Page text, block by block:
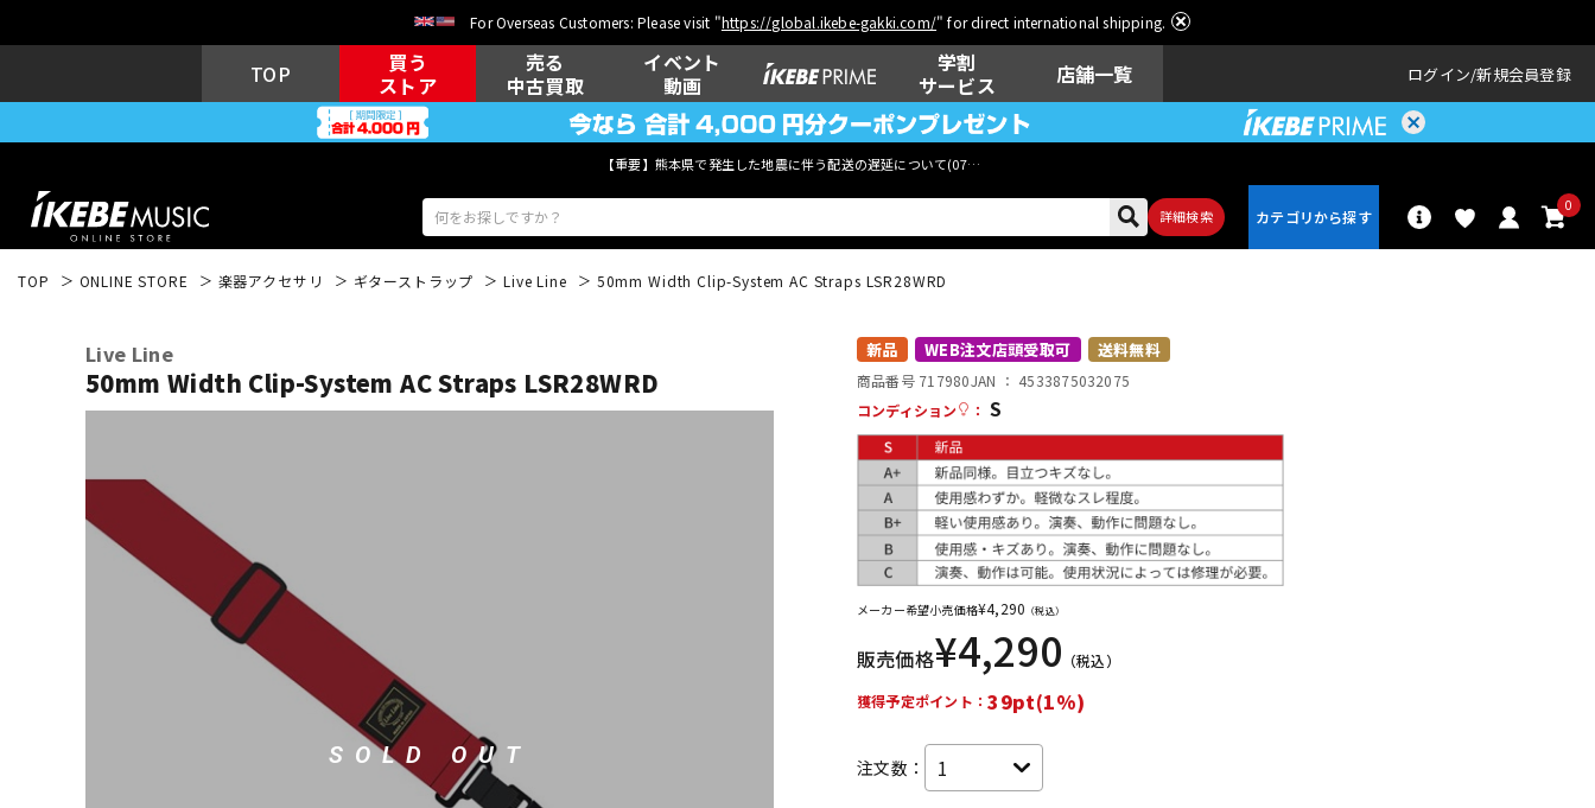
For Overseas Customers: Please visit "https://global.ikebe-gakki.com/" for direct international shipping.
TOP
買う
ストア
売る
中古買取
イベント
動画
学割
サービス
店舗一覧 ログイン 新規会員登録
【重要】熊本県で発生した地震に伴う配送の遅延について(07月29日
詳細検索
0
ウクレレ ドラム
その他楽器
DJ機器 レコーディン
グ機器
配信/ライブ
機器
TOP ONLINE STORE 楽器アクセサリ ギターストラップ Live Line 50mm Width Clip-System AC Straps LSR28WRD
Live Line
50mm Width Clip-System AC Straps LSR28WRD
SOLD OUT
新品 WEB注文店頭受取可 送料無料
商品番号 717980JAN ： 4533875032075
コンディション
： S
メーカー希望小売価格¥4,290 （税込）
販売価格¥4,290 （税込）
獲得予定ポイント：39pt(1%)
注文数：